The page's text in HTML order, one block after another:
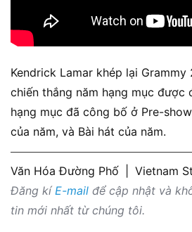
Kendrick Lamar khép lại
chiến thắng năm hạng mục được
hạng mục đã công bố ở Pre-
của năm, và Bài hát của năm.
Văn Hóa Đường Phố
Vietnam
Đăng kíE-mail để cập nhật và
tin mới nhất từ chúng tôi.